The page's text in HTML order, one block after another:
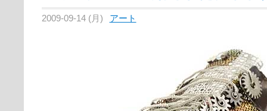
2009-09-14 (月) アート